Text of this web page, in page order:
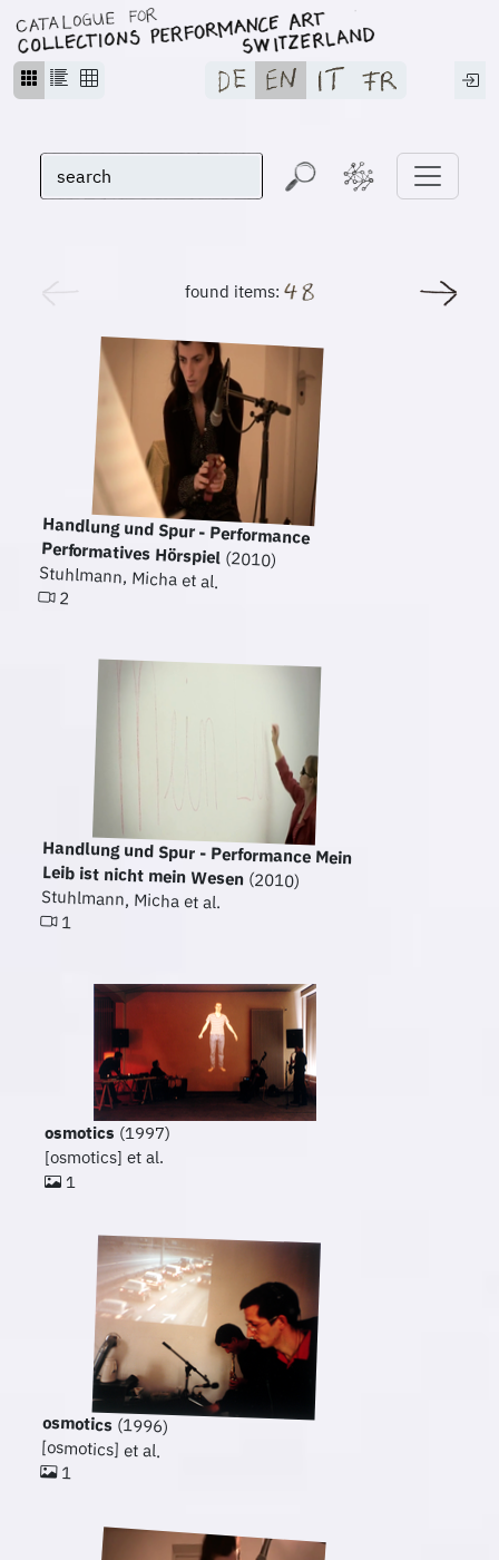
found items:
Handlung und Spur - Performance
Performatives Hörspiel (2010)
Stuhlmann, Micha et al.
2
Handlung und Spur - Performance Mein
Leib ist nicht mein Wesen(2010)
Stuhlmann, Micha et al.
1
osmotics (1997)
[osmotics] et al.
1
osmotics(1996)
[osmotics] et al.
1